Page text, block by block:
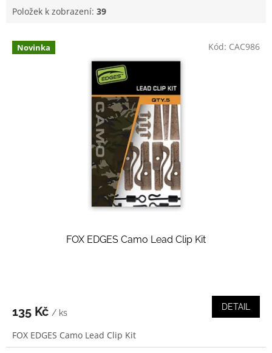
Položek k zobrazení: 39
V Novinka
FOX EDGES Camo Lead Clip Kit
135 Kč / ks
DETAIL
FOX EDGES Camo Lead Clip Kit
Kód: CAC986